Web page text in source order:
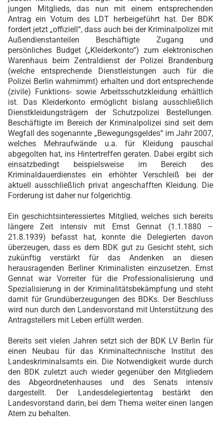
jungen Mitglieds, das nun mit einem entsprechenden
Antrag ein Votum des LDT herbeigeführt hat. Der BDK
fordert jetzt „offiziell“, dass auch bei der Kriminalpolizei mit
Außendienstanteilen Beschäftigte Zugang und
persönliches Budget („Kleiderkonto“) zum elektronischen
Warenhaus beim Zentraldienst der Polizei Brandenburg
(welche entsprechende Dienstleistungen auch für die
Polizei Berlin wahrnimmt) erhalten und dort entsprechende
(zivile) Funktions- sowie Arbeitsschutzkleidung erhältlich
ist. Das Kleiderkonto ermöglicht bislang ausschließlich
Dienstkleidungsträgern der Schutzpolizei Bestellungen.
Beschäftigte im Bereich der Kriminalpolizei sind seit dem
Wegfall des sogenannte „Bewegungsgeldes“ im Jahr 2007,
welches Mehraufwände u.a. für Kleidung pauschal
abgegolten hat, ins Hintertreffen geraten. Dabei ergibt sich
einsatzbedingt beispielsweise im Bereich des
Kriminaldauerdienstes ein erhöhter Verschleiß bei der
aktuell ausschließlich privat angeschafften Kleidung. Die
Forderung ist daher nur folgerichtig.
Ein geschichtsinteressiertes Mitglied, welches sich bereits
längere Zeit intensiv mit Ernst Gennat (1.1.1880 –
21.8.1939) befasst hat, konnte die Delegierten davon
überzeugen, dass es dem BDK gut zu Gesicht steht, sich
zukünftig verstärkt für das Andenken an diesen
herausragenden Berliner Kriminalisten einzusetzen. Ernst
Gennat war Vorreiter für die Professionalisierung und
Spezialisierung in der Kriminalitätsbekämpfung und steht
damit für Grundüberzeugungen des BDKs. Der Beschluss
wird nun durch den Landesvorstand mit Unterstützung des
Antragstellers mit Leben erfüllt werden.
Bereits seit vielen Jahren setzt sich der BDK LV Berlin für
einen Neubau für das Kriminaltechnische Institut des
Landeskriminalsamts ein. Die Notwendigkeit wurde durch
den BDK zuletzt auch wieder gegenüber den Mitgliedern
des Abgeordnetenhauses und des Senats intensiv
dargestellt. Der Landesdelegiertentag bestärkt den
Landesvorstand darin, bei dem Thema weiter einen langen
Atem zu behalten.